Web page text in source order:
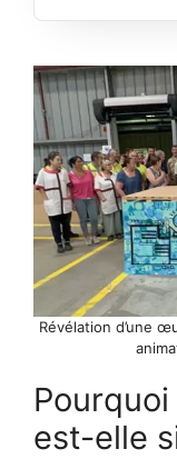
Révélation d’une
est-elle